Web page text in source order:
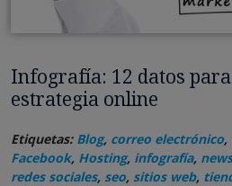
Infografía: 12 datos
estrategia online
Etiquetas: Blog, correo electrónico,
Facebook, Hosting, infografía,
redes sociales, seo, sitios web,